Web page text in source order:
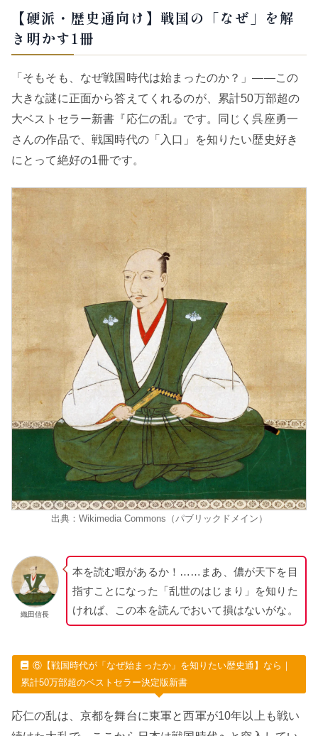
【硬派・歴史通向け】戦国の「なぜ」を解
き明かす1冊
「そもそも、なぜ戦国時代は始まったのか？」——この
大きな謎に正面から答えてくれるのが、累計50万部超の
大ベストセラー新書『応仁の乱』です。同じく呉座勇一
さんの作品で、戦国時代の「入口」を知りたい歴史好き
にとって絶好の1冊です。
出典：Wikimedia Commons（パブリックドメイン）
織田信長
本を読む暇があるか！……まあ、儂が天下を目
指すことになった「乱世のはじまり」を知りた
ければ、この本を読んでおいて損はないがな。
⑥【戦国時代が「なぜ始まったか」を知りたい歴史通】なら｜
累計50万部超のベストセラー決定版新書
応仁の乱は、京都を舞台に東軍と西軍が10年以上も戦い